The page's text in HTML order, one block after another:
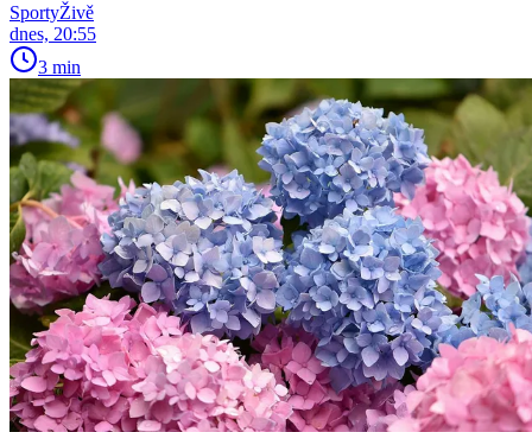
SportyŽivě
dnes, 20:55
3 min